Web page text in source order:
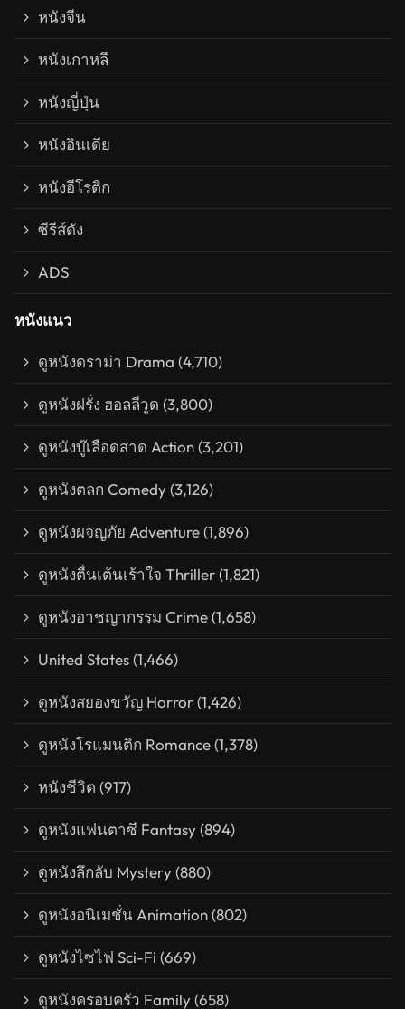
หนังจีน
หนังเกาหลี
หนังญี่ปุ่น
หนังอินเดีย
หนังอีโรติก
ซีรีส์ดัง
ADS
หนังแนว
ดูหนังดราม่า Drama (4,710)
ดูหนังฝรั่ง ฮอลลีวูด (3,800)
ดูหนังบู๊เลือดสาด Action(3,201)
ดูหนังตลก Comedy(3,126)
ดูหนังผจญภัย Adventure(1,896)
ดูหนังตื่นเต้นเร้าใจ Thriller(1,821)
ดูหนังอาชญากรรม Crime(1,658)
United States(1,466)
ดูหนังสยองขวัญ Horror(1,426)
ดูหนังโรแมนติก Romance(1,378)
หนังชีวิต (917)
ดูหนังแฟนตาซี Fantasy(894)
ดูหนังลึกลับ Mystery(880)
ดูหนังอนิเมชั่น Animation(802)
ดูหนังไซไฟ Sci-Fi (669)
ดูหนังครอบครัว Family(658)